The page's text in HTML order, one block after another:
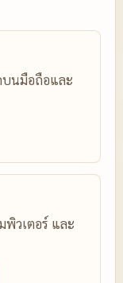
บนมือถือและ
วเตอร์ และ